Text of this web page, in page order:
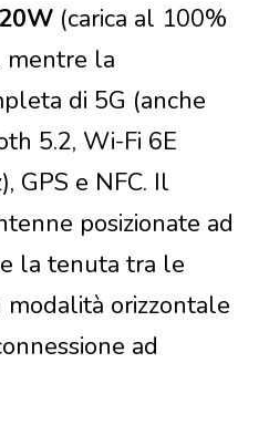
(carica al 100%
mentre la
di 5G (anche
5.2, Wi-Fi 6E
GPS e NFC. Il
posizionate ad
la tenuta tra le
modalità orizzontale
ad